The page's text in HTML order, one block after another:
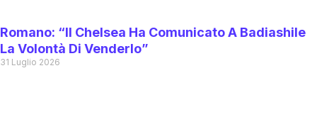
Romano: “Il Chelsea Ha Comunicato A Badiashile
La Volontà Di Venderlo”
31 Luglio 2026